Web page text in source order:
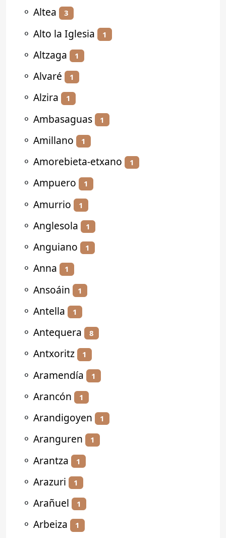
⚬ Altea 3
⚬ Alto la Iglesia 1
⚬ Altzaga 1
⚬ Alvaré 1
⚬ Alzira 1
⚬ Ambasaguas 1
⚬ Amillano 1
⚬ Amorebieta-etxano 1
⚬ Ampuero 1
⚬ Amurrio 1
⚬ Anglesola 1
⚬ Anguiano 1
⚬ Anna 1
⚬ Ansoáin 1
⚬ Antella 1
⚬ Antequera 8
⚬ Antxoritz 1
⚬ Aramendía 1
⚬ Arancón 1
⚬ Arandigoyen 1
⚬ Aranguren 1
⚬ Arantza 1
⚬ Arazuri 1
⚬ Arañuel 1
⚬ Arbeiza 1